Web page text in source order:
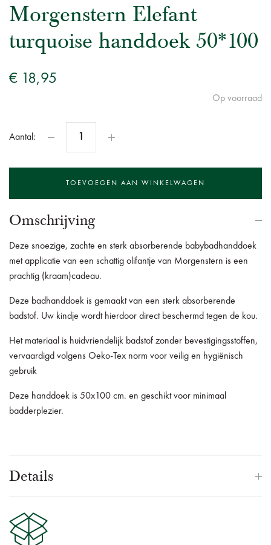
Morgenstern Elefant
turquoise handdoek 50*100
€ 18,95
Op voorraad
Aantal:
Omschrijving
Deze snoezige, zachte en sterk absorberende babybadhanddoek
met applicatie van een schattig olifantje van Morgenstern is een
prachtig (kraam)cadeau.
Deze badhanddoek is gemaakt van een sterk absorberende
badstof. Uw kindje wordt hierdoor direct beschermd tegen de kou.
Het materiaal is huidvriendelijk badstof zonder bevestigingsstoffen,
vervaardigd volgens Oeko-Tex norm voor veilig en hygiënisch
gebruik
Deze handdoek is 50x100 cm. en geschikt voor minimaal
badderplezier.
Details